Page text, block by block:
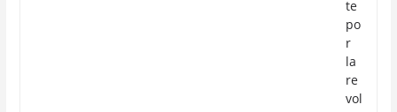
te
po
r
la
re
vol